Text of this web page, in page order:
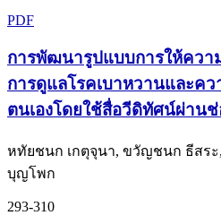
PDF
การพัฒนารูปแบบการให้ควา
การดูแลโรคเบาหวานและค
ตนเองโดยใช้สื่อวีดิทัศน์ผ่าน
หทัยชนก เกตุจุนา, ขวัญชนก ธีสร
บุญโพก
293-310